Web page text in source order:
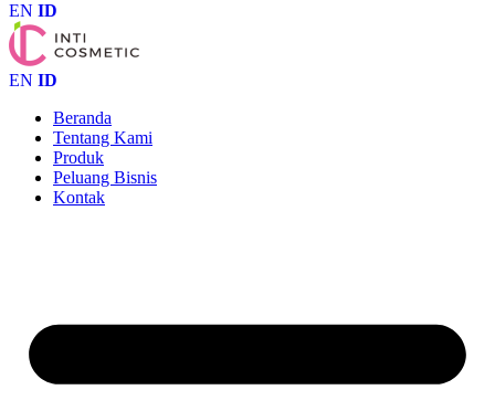
EN ID
EN ID
Beranda
Tentang Kami
Produk
Peluang Bisnis
Kontak